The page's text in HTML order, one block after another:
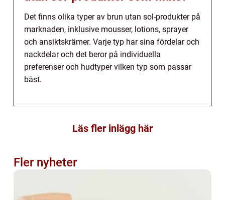
Det finns olika typer av brun utan sol-produkter på
marknaden, inklusive mousser, lotions, sprayer
och ansiktskrämer. Varje typ har sina fördelar och
nackdelar och det beror på individuella
preferenser och hudtyper vilken typ som passar
bäst.
Läs fler inlägg här
Fler nyheter